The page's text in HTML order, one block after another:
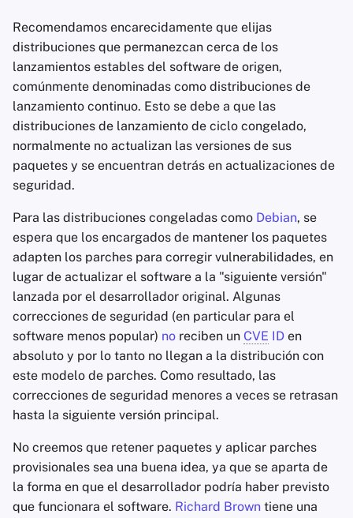
Recomendamos encarecidamente que elijas
distribuciones que permanezcan cerca de los
lanzamientos estables del software de origen,
comúnmente denominadas como distribuciones de
lanzamiento continuo. Esto se debe a que las
distribuciones de lanzamiento de ciclo congelado,
normalmente no actualizan las versiones de sus
paquetes y se encuentran detrás en actualizaciones de
seguridad.
Para las distribuciones congeladas como Debian, se
espera que los encargados de mantener los paquetes
adapten los parches para corregir vulnerabilidades, en
lugar de actualizar el software a la "siguiente versión"
lanzada por el desarrollador original. Algunas
correcciones de seguridad (en particular para el
software menos popular) no reciben un CVE ID en
absoluto y por lo tanto no llegan a la distribución con
este modelo de parches. Como resultado, las
correcciones de seguridad menores a veces se retrasan
hasta la siguiente versión principal.
No creemos que retener paquetes y aplicar parches
provisionales sea una buena idea, ya que se aparta de
la forma en que el desarrollador podría haber previsto
que funcionara el software. Richard Brown tiene una